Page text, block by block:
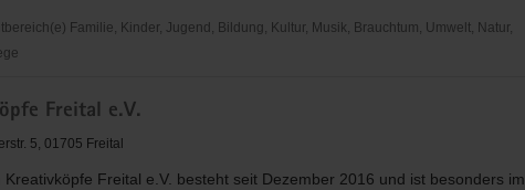
Familie, Kinder, Jugend, Bildung, Kultur, Musik, Brauchtum, Umwelt, Natur,
Freital e.V.
5, 01705 Freital
Kreativköpfe Freital e.V. besteht seit Dezember 2016 und ist besonders im